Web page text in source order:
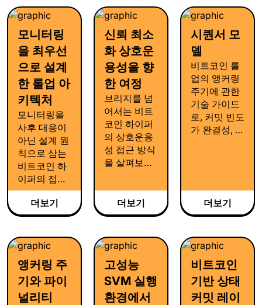
성을 구현하
인해 보세요.
래를 대비하
장기적인 수
명을 최우선
으로 설계합
니다.
입하여 잠재
적인 해킹이
나 시스템 취
약점의 범위
를 어떻게 획
기적으로 줄
여나가는지
심도 있게 살
펴봅니다.
모니터링
을 최우선
으로 설계
한 롤업 아
키텍처
모니터링을
사후 대응이
아닌 설계 원
칙으로 삼는
비트코인 하
이퍼의 접근
방식과, 이것
이 롤업의 투
명성과 신뢰
장하는지 확
더보기
신뢰 최소
화 상호운
용성을 향
한 여정
브리지를 넘
어서는 비트
코인 하이퍼
의 상호운용
성 접근 방식
을 살펴보세
화, 증명 기반
크로스 네트
워크 검증과
연결성을 통
해 더 안전한
확장을 제시
합니다.
더보기
시퀀서 모
델
비트코인 롤
업의 앵커링
주기에 관한
기술 가이드
로, 커밋 빈도
가 완결성, 롤
으로 어떠한
영향을 미치
는지 살펴봅
더보기
앵커링 주
기와 파이
널리티
고성능
SVM 실행
환경에서
비트코인
기반 상태
커밋 레이